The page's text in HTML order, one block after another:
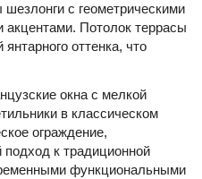
с геометрическими
Потолок террасы
оттенка, что
окна с мелкой
в классическом
ограждение,
к традиционной
функциональными